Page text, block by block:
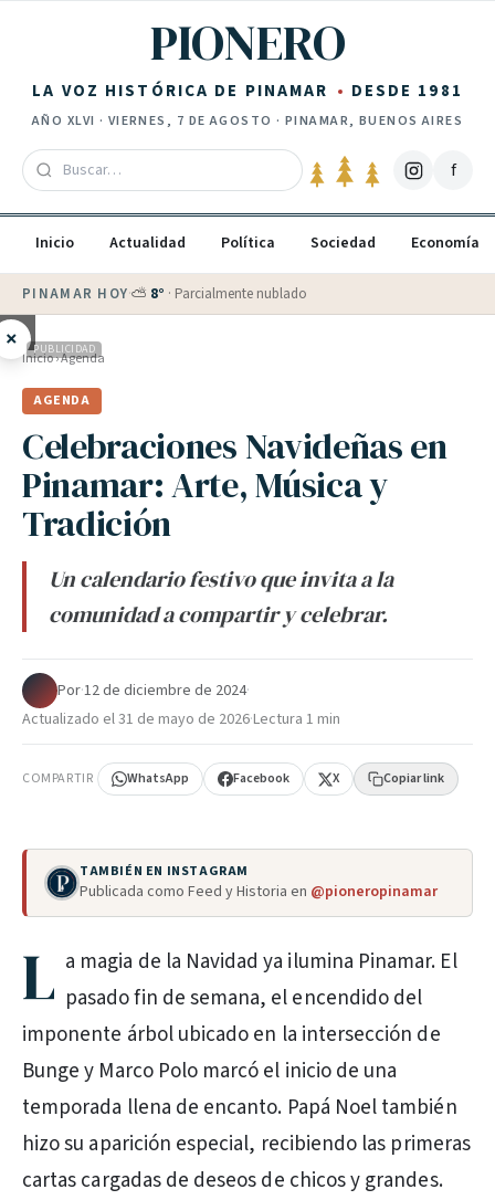
PIONERO
LA VOZ HISTÓRICA DE PINAMAR DESDE 1981
AÑO XLVI · VIERNES, 7 DE AGOSTO · PINAMAR, BUENOS AIRES
f
Inicio Actualidad Política Sociedad Economía
PINAMAR HOY·⛅ 8° · Parcialmente nublado
× PUBLICIDAD
Inicio›Agenda
AGENDA
Celebraciones Navideñas en
Pinamar: Arte, Música y
Tradición
Un calendario festivo que invita a la
comunidad a compartir y celebrar.
Por·12 de diciembre de 2024·
Actualizado el31 de mayo de 2026·Lectura 1 min
COMPARTIR WhatsApp Facebook X Copiar link
TAMBIÉN EN INSTAGRAM
Publicada como Feed y Historia en @pioneropinamar
L a magia de la Navidad ya ilumina Pinamar. El
pasado fin de semana, el encendido del
imponente árbol ubicado en la intersección de
Bunge y Marco Polo marcó el inicio de una
temporada llena de encanto. Papá Noel también
hizo su aparición especial, recibiendo las primeras
cartas cargadas de deseos de chicos y grandes.